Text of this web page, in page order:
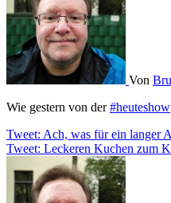
Von
Wie gestern von der#heuteshow
Beitragsnavigation
Tweet: Ach, was für ein langer
Tweet: Leckeren Kuchen zum